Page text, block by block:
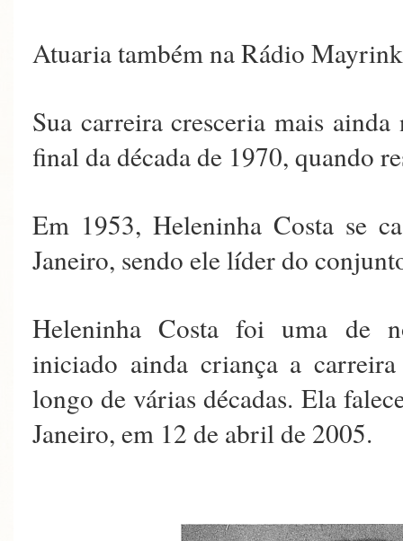
Atuaria também na Rádio
Sua carreira cresceria mais
final da década de 1970, quando
Em 1953, Heleninha Costa se
Janeiro, sendo ele líder do
Heleninha Costa foi uma de
iniciado ainda criança a
longo de várias décadas. Ela
Janeiro, em 12 de abril de 2005.